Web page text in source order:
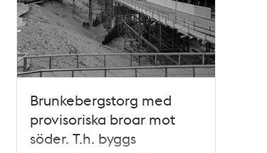
Brunkebergstorg med
provisoriska broar mot
söder. T.h. byggs